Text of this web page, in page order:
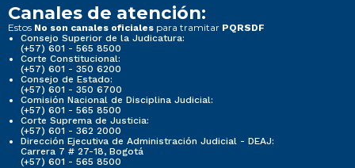
Canales de atención:
Estos No son canales oficiales para tramitar PQRSDF
Consejo Superior de la Judicatura:
(+57) 601 - 565 8500
Corte Constitucional:
(+57) 601 - 350 6200
Consejo de Estado:
(+57) 601 - 350 6700
Comisión Nacional de Disciplina Judicial:
(+57) 601 - 565 8500
Corte Suprema de Justicia:
(+57) 601 - 362 2000
Dirección Ejecutiva de Administración Judicial - DEAJ:
Carrera 7 # 27-18, Bogotá
(+57) 601 - 565 8500